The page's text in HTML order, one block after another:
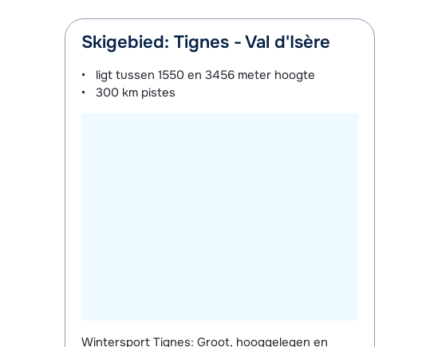
Skigebied: Tignes - Val d'Isère
ligt tussen1550 en 3456 meter hoogte
300 km pistes
Wintersport Tignes: Groot, hooggelegen en